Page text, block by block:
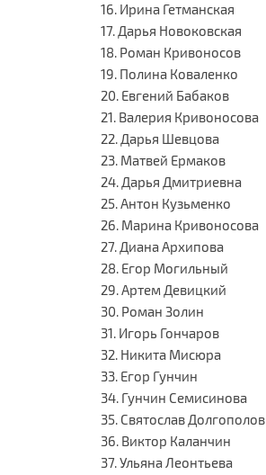
16. Ирина Гетманская
17. Дарья Новоковская
18. Роман Кривоносов
19. Полина Коваленко
20. Евгений Бабаков
21. Валерия Кривоносова
22. Дарья Шевцова
23. Матвей Ермаков
24. Дарья Дмитриевна
25. Антон Кузьменко
26. Марина Кривоносова
27. Диана Архипова
28. Егор Могильный
29. Артем Девицкий
30. Роман Золин
31. Игорь Гончаров
32. Никита Мисюра
33. Егор Гунчин
34. Гунчин Семисинова
35. Святослав Долгополов
36. Виктор Каланчин
37. Ульяна Леонтьева